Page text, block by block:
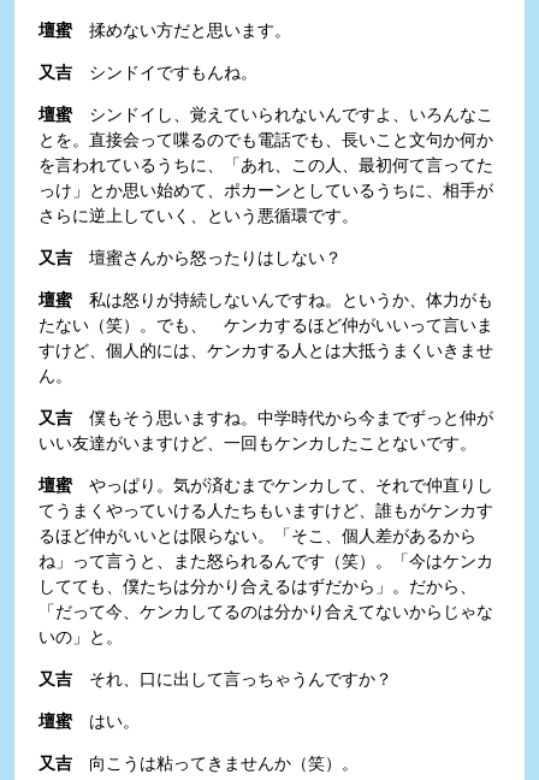
壇蜜 揉めない方だと思います。
又吉 シンドイですもんね。
壇蜜 シンドイし、覚えていられないんですよ、いろんなこ
とを。直接会って喋るのでも電話でも、長いこと文句か何か
を言われているうちに、「あれ、この人、最初何て言ってた
っけ」とか思い始めて、ポカーンとしているうちに、相手が
さらに逆上していく、という悪循環です。
又吉 壇蜜さんから怒ったりはしない？
壇蜜 私は怒りが持続しないんですね。というか、体力がも
たない（笑）。でも、 ケンカするほど仲がいいって言いま
すけど、個人的には、ケンカする人とは大抵うまくいきませ
ん。
又吉 僕もそう思いますね。中学時代から今までずっと仲が
いい友達がいますけど、一回もケンカしたことないです。
壇蜜 やっぱり。気が済むまでケンカして、それで仲直りし
てうまくやっていける人たちもいますけど、誰もがケンカす
るほど仲がいいとは限らない。「そこ、個人差があるから
ね」って言うと、また怒られるんです（笑）。「今はケンカ
してても、僕たちは分かり合えるはずだから」。だから、
「だって今、ケンカしてるのは分かり合えてないからじゃな
いの」と。
又吉 それ、口に出して言っちゃうんですか？
壇蜜 はい。
又吉 向こうは粘ってきませんか（笑）。